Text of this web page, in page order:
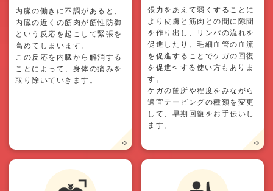
内臓の働きに不調があると、
内臓の近くの筋肉が筋性防御
という反応を起こして緊張を
高めてしまいます。
この反応を内臓から解消する
ことによって、身体の痛みを
取り除いていきます。
張力をあえて弱くすることに
より皮膚と筋肉との間に隙間
を作り出し、リンパの流れを
促進したり、毛細血管の血流
を促進することでケガの回復
を促進< する使い方もありま
す。
ケガの箇所や程度をみながら
適宜テーピングの種類を変更
して、早期回復をお手伝いし
ます。